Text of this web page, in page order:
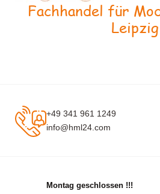
Fachhandel für
Leipzig
+49 341 961 1249
info@hml24.com
Montag geschlossen !!!